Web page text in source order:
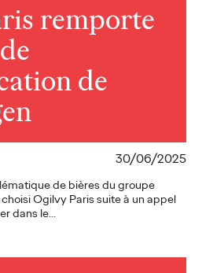
remporte
de
30/06/2025
de bières du groupe
Ogilvy Paris suite à un appel
dans le…